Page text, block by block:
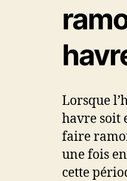
Lorsque
havre soit
faire
une fois
cette